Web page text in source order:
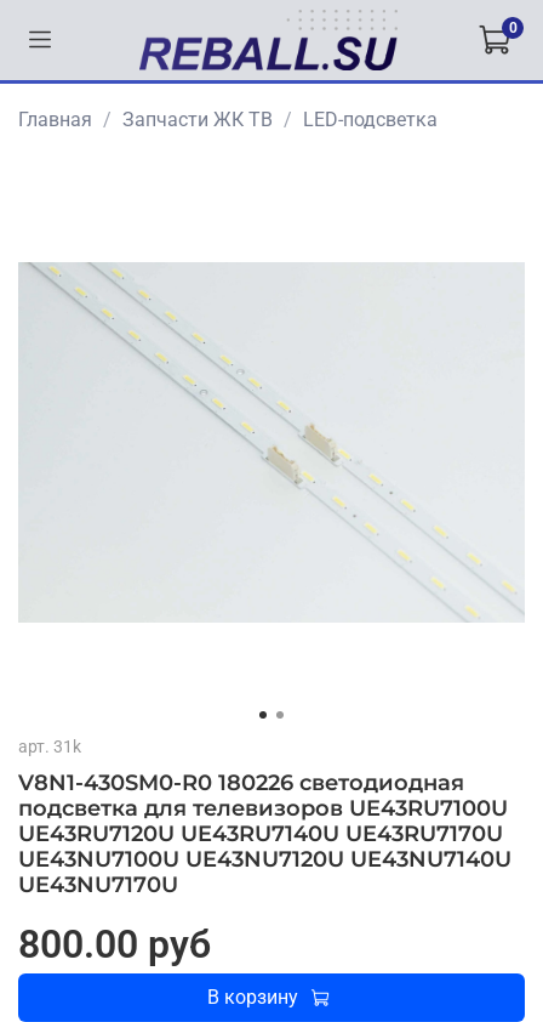
0
Главная Запчасти ЖК ТВ LED-подсветка
арт. 31k
V8N1-430SM0-R0 180226 светодиодная
подсветка для телевизоров UE43RU7100U
UE43RU7120U UE43RU7140U UE43RU7170U
UE43NU7100U UE43NU7120U UE43NU7140U
UE43NU7170U
800.00 руб
В корзину